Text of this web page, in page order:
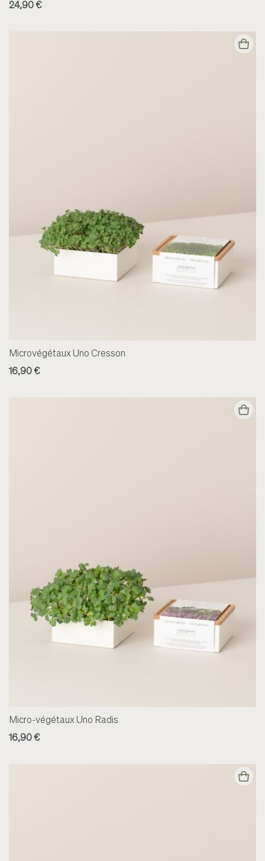
24,90 €
Microvégétaux Uno Cresson
16,90 €
Micro-végétaux Uno Radis
16,90 €